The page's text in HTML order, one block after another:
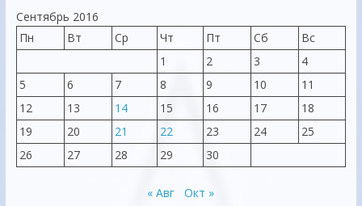
Сентябрь 2016
Пн
Вт Ср Чт Пт Сб
Вс
1
2 3
4
5
6 7 8 9 10
11
12
13 14 15 16 17
18
19
20 21 22 23 24
25
26
27 28 29 30
« Авг Окт »